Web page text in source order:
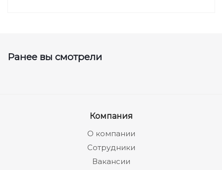
Ранее вы смотрели
Компания
О компании
Сотрудники
Вакансии